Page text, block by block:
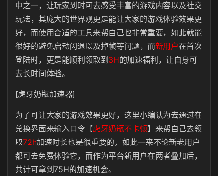
中之一，让玩家到时可去感受丰富的游戏内容以及社交
玩法，其庞大的世界观更是能让大家的游戏体验效果更
好，而使用合适的工具来帮自己也非常重要，如此就能
很好的避免启动闪退以及掉帧等问题，而新用户在首次
登陆时，更是能顺利领取到 3H的加速福利，让自身可
去长时间体验。
[虎牙奶瓶加速器]
为了可让大家的游戏效果更好，这里小编认为去通过在
兑换界面来输入口令【虎牙奶瓶不卡顿】来帮自己去领
取72h加速时长也是很重要的，如此一来不论新老用户
都可去免费体验它，而作为平台新用户在两者叠加后，
共计可拿到75H的加速机会。